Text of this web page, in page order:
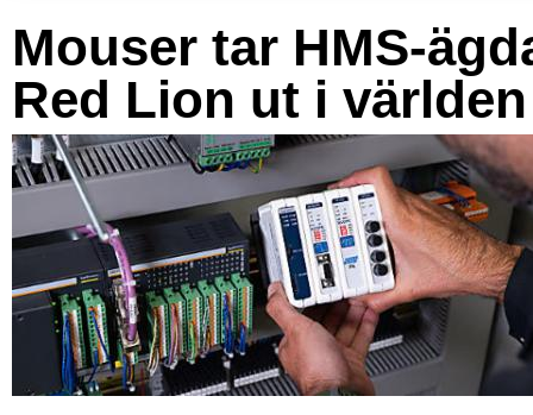
Mouser tar HMS-
Red Lion ut i världen